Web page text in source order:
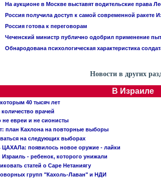
На аукционе в Москве выставят водительские права
Россия получила доступ к самой современной ракете
Россия готова к переговорам
Чеченский министр публично одобрил применение
Обнародована психологическая характеристика
Новости в других
В Израиле
40 тысяч лет
врачей
евреи и не сионисты
план Кахлона на повторные выборы
на следующих выборах
ЦАХАЛа: появилось новое оружие - лайки
- ребенок, которого унижали
статей о Саре Нетаниягу
групп "Кахоль-Лаван" и НДИ